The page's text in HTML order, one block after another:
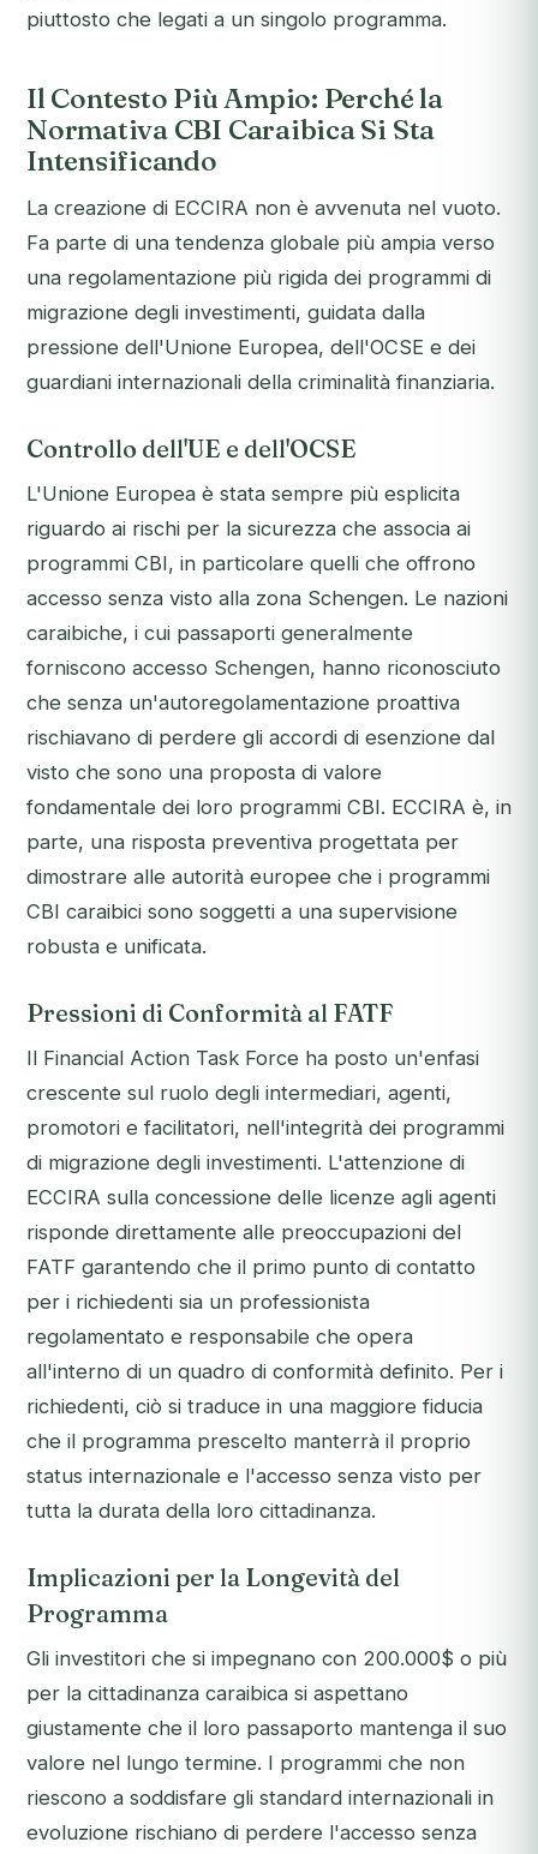
piuttosto che legati a un singolo programma.
Il Contesto Più Ampio: Perché la
Normativa CBI Caraibica Si Sta
Intensificando
La creazione di ECCIRA non è avvenuta nel vuoto.
Fa parte di una tendenza globale più ampia verso
una regolamentazione più rigida dei programmi di
migrazione degli investimenti, guidata dalla
pressione dell'Unione Europea, dell'OCSE e dei
guardiani internazionali della criminalità finanziaria.
Controllo dell'UE e dell'OCSE
L'Unione Europea è stata sempre più esplicita
riguardo ai rischi per la sicurezza che associa ai
programmi CBI, in particolare quelli che offrono
accesso senza visto alla zona Schengen. Le nazioni
caraibiche, i cui passaporti generalmente
forniscono accesso Schengen, hanno riconosciuto
che senza un'autoregolamentazione proattiva
rischiavano di perdere gli accordi di esenzione dal
visto che sono una proposta di valore
fondamentale dei loro programmi CBI. ECCIRA è, in
parte, una risposta preventiva progettata per
dimostrare alle autorità europee che i programmi
CBI caraibici sono soggetti a una supervisione
robusta e unificata.
Pressioni di Conformità al FATF
Il Financial Action Task Force ha posto un'enfasi
crescente sul ruolo degli intermediari, agenti,
promotori e facilitatori, nell'integrità dei programmi
di migrazione degli investimenti. L'attenzione di
ECCIRA sulla concessione delle licenze agli agenti
risponde direttamente alle preoccupazioni del
FATF garantendo che il primo punto di contatto
per i richiedenti sia un professionista
regolamentato e responsabile che opera
all'interno di un quadro di conformità definito. Per i
richiedenti, ciò si traduce in una maggiore fiducia
che il programma prescelto manterrà il proprio
status internazionale e l'accesso senza visto per
tutta la durata della loro cittadinanza.
Implicazioni per la Longevità del
Programma
Gli investitori che si impegnano con 200.000$ o più
per la cittadinanza caraibica si aspettano
giustamente che il loro passaporto mantenga il suo
valore nel lungo termine. I programmi che non
riescono a soddisfare gli standard internazionali in
evoluzione rischiano di perdere l'accesso senza